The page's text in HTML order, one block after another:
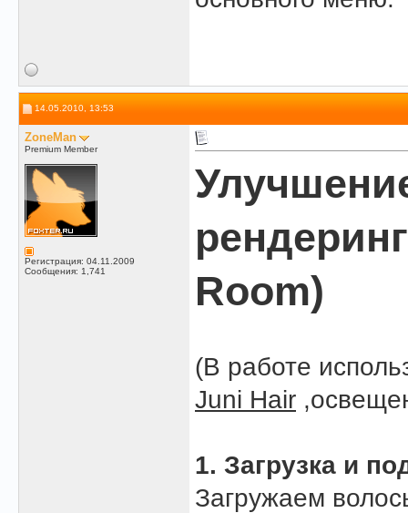
14.05.2010, 13:53
ZoneMan
Premium Member
Регистрация: 04.11.2009
Сообщения: 1,741
Room)
(В работе
Juni Hair
1. Загрузка и
Загружаем